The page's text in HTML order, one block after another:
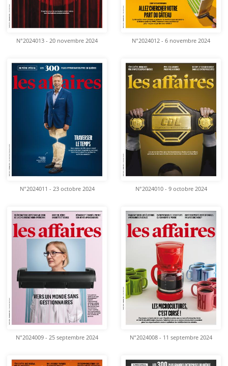
N°2024013 - 20 novembre 2024 N°2024012 - 6 novembre 2024
N°2024011 - 23 octobre 2024 N°2024010 - 9 octobre 2024
N°2024009 - 25 septembre 2024 N°2024008 - 11 septembre 2024